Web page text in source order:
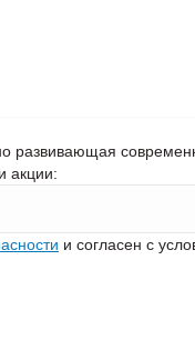
развивающая
акции:
и согласен с